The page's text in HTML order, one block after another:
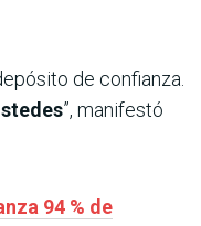
de confianza.
”, manifestó
94 % de